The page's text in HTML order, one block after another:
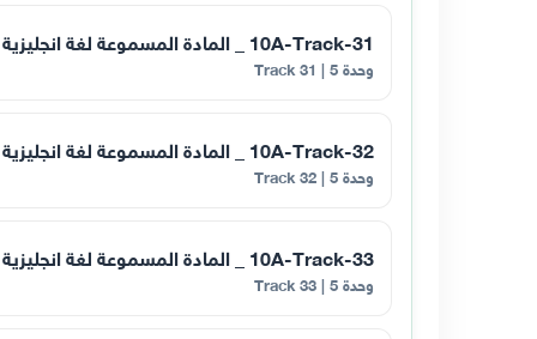
10A-Track-31 _ المادة المسموعة لغة انجليزية للصف العاشر فصل اول الوحدة الخامسة الجزء
وحدة 5 | Track 31
10A-Track-32 _ المادة المسموعة لغة انجليزية للصف العاشر فصل اول الوحدة الخامسة الجزء
وحدة 5 | Track 32
10A-Track-33 _ المادة المسموعة لغة انجليزية للصف العاشر فصل اول الوحدة الخامسة الجزء
وحدة 5 | Track 33